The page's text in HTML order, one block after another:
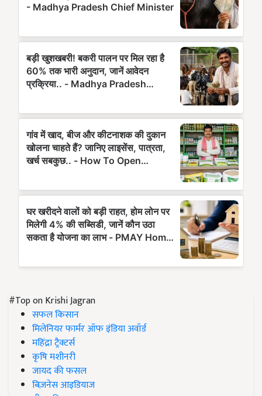
#Top on Krishi Jagran
सफल किसान
मिलेनियर फार्मर ऑफ इंडिया अवॉर्ड
महिंद्रा ट्रैक्टर्स
कृषि मशीनरी
जायद की फसल
बिज़नेस आइडियाज